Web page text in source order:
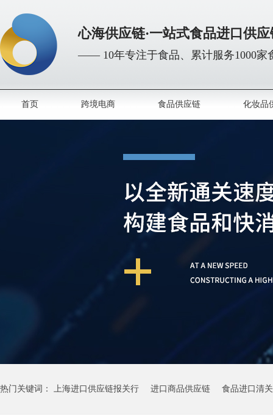
心海供应链·一站式食品进口供
—— 10年专注于食品、累计服务1000
首页 跨境电商 食品供应链 化妆品
热门关键词： 上海进口供应链报关行 进口商品供应链 食品进口清